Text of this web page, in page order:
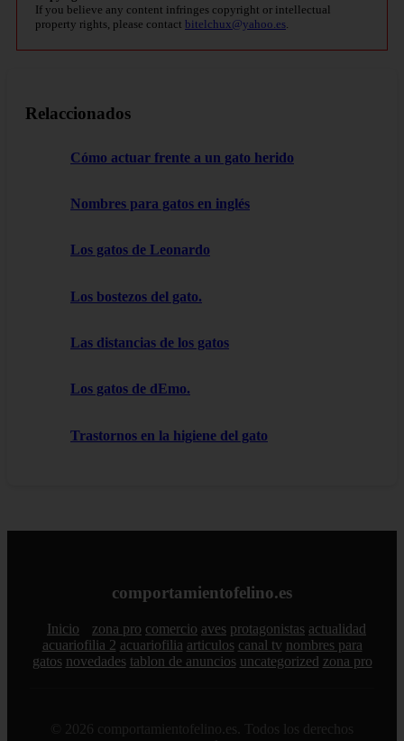
If you believe any content infringes copyright or intellectual
property rights, please contact bitelchux@yahoo.es.
Relaccionados
Cómo actuar frente a un gato herido
Nombres para gatos en inglés
Los gatos de Leonardo
Los bostezos del gato.
Las distancias de los gatos
Los gatos de dEmo.
Trastornos en la higiene del gato
comportamientofelino.es
Inicio zona pro comercio aves protagonistas actualidad
acuariofilia 2 acuariofilia articulos canal tv nombres para
gatos novedades tablon de anuncios uncategorized zona pro
© 2026 comportamientofelino.es. Todos los derechos